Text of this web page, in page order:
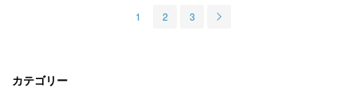
1 2 3
カテゴリー